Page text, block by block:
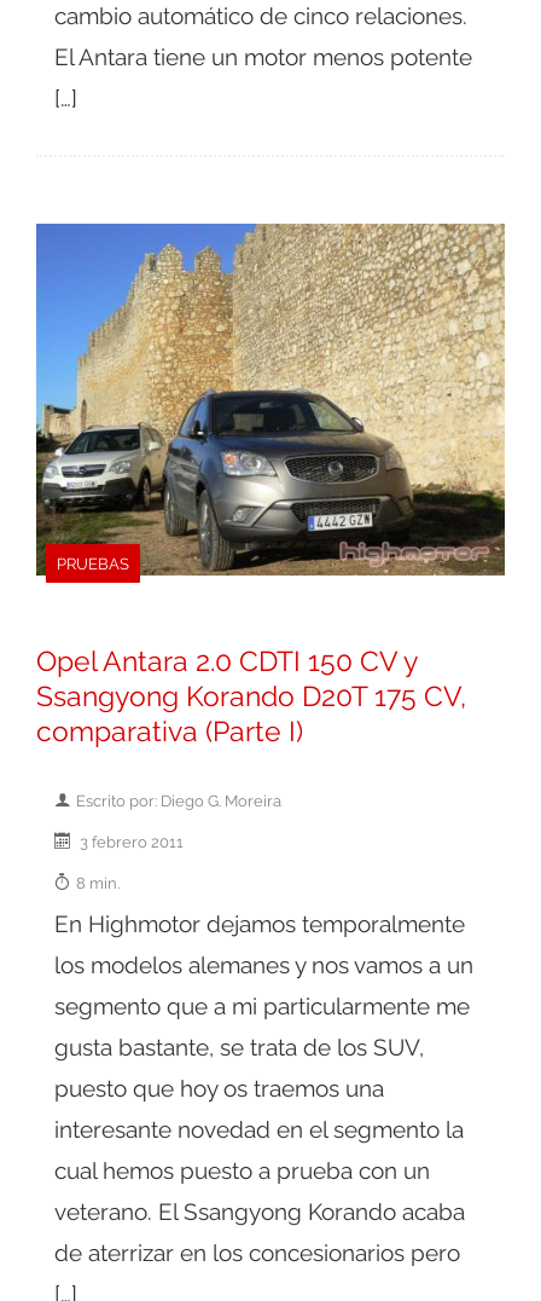
cambio automático de cinco relaciones.
El Antara tiene un motor menos potente
[…]
PRUEBAS
Opel Antara 2.0 CDTI 150 CV y
Ssangyong Korando D20T 175 CV,
comparativa (Parte I)
Escrito por: Diego G. Moreira
3 febrero 2011
8 min.
En Highmotor dejamos temporalmente
los modelos alemanes y nos vamos a un
segmento que a mi particularmente me
gusta bastante, se trata de los SUV,
puesto que hoy os traemos una
interesante novedad en el segmento la
cual hemos puesto a prueba con un
veterano. El Ssangyong Korando acaba
de aterrizar en los concesionarios pero
[…]